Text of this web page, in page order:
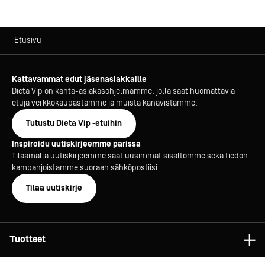
Etusivu
Kattavammat edut jäsenasiakkaille
Dieta Vip on kanta-asiakasohjelmamme, jolla saat huomattavia
etuja verkkokaupastamme ja muista kanavistamme.
Tutustu Dieta Vip -etuihin
Inspiroidu uutiskirjeemme parissa
Tilaamalla uutiskirjeemme saat uusimmat sisältömme sekä tiedon
kampanjoistamme suoraan sähköpostiisi.
Tilaa uutiskirje
Tuotteet